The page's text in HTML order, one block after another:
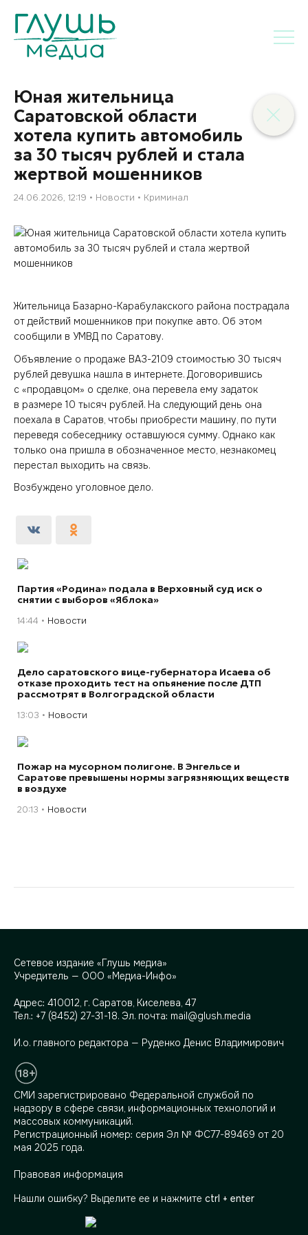
Юная жительница
Саратовской области
хотела купить автомобиль
за 30 тысяч рублей и стала
жертвой мошенников
24.06.2026, 12:19 Новости Криминал
Жительница Базарно-Карабулакского района пострадала
от действий мошенников при покупке авто. Об этом
сообщили в УМВД по Саратову.
Объявление о продаже ВАЗ-2109 стоимостью 30 тысяч
рублей девушка нашла в интернете. Договорившись
с «продавцом» о сделке, она перевела ему задаток
в размере 10 тысяч рублей. На следующий день она
поехала в Саратов, чтобы приобрести машину, по пути
переведя собеседнику оставшуюся сумму. Однако как
только она пришла в обозначенное место, незнакомец
перестал выходить на связь.
Возбуждено уголовное дело.
Партия «Родина» подала в Верховный суд иск о
снятии с выборов «Яблока»
14:44 Новости
Дело саратовского вице-губернатора Исаева об
отказе проходить тест на опьянение после ДТП
рассмотрят в Волгоградской области
13:03 Новости
Пожар на мусорном полигоне. В Энгельсе и
Саратове превышены нормы загрязняющих веществ
в воздухе
20:13 Новости
Сетевое издание «Глушь медиа»
Учредитель — ООО «Медиа-Инфо»
Адрес: 410012, г. Саратов, Киселева, 47
Тел.: +7 (8452) 27-31-18. Эл. почта: mail@glush.media
И.о. главного редактора — Руденко Денис Владимирович
СМИ зарегистрировано Федеральной службой по
надзору в сфере связи, информационных технологий и
массовых коммуникаций.
Регистрационный номер: серия Эл № ФС77-89469 от 20
мая 2025 года.
Правовая информация
Нашли ошибку? Выделите ее и нажмите ctrl + enter